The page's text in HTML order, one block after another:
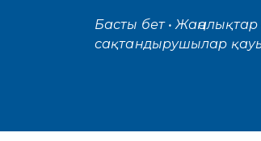
Басты бет • Жаңалықтар
сақтандырушылар